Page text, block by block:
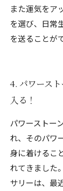
また運気をア
を選び、日常
を送ることが
4. パワース
入る！
パワーストー
れ、そのパワ
身に着けるこ
れてきました
サリーは、最